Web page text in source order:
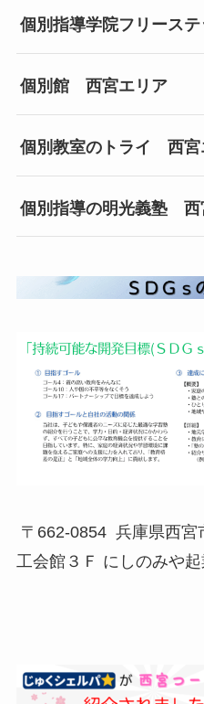
個別指導学院フリース
個別館 西宮エリア
個別教室のトライ 西宮
個別指導の明光義塾 西
〒662-0854 兵庫県西宮
工会館３Ｆ にしのみや